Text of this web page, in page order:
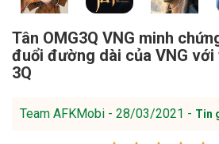
Tân OMG3Q VNG minh
đuổi đường dài của VNG với
3Q
Team AFKMobi - 28/03/2021 - Tin